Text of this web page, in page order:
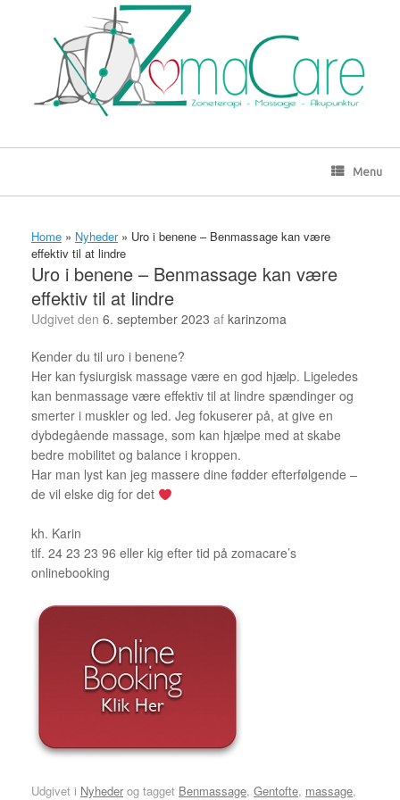
Menu
Home » Nyheder » Uro i benene – Benmassage kan være
effektiv til at lindre
Uro i benene – Benmassage kan være
effektiv til at lindre
Udgivet den 6. september 2023 af karinzoma
Kender du til uro i benene?
Her kan fysiurgisk massage være en god hjælp. Ligeledes
kan benmassage være effektiv til at lindre spændinger og
smerter i muskler og led. Jeg fokuserer på, at give en
dybdegående massage, som kan hjælpe med at skabe
bedre mobilitet og balance i kroppen.
Har man lyst kan jeg massere dine fødder efterfølgende –
de vil elske dig for det
kh. Karin
tlf. 24 23 23 96 eller kig efter tid på zomacare’s
onlinebooking
Udgivet i Nyheder og tagget Benmassage, Gentofte, massage,